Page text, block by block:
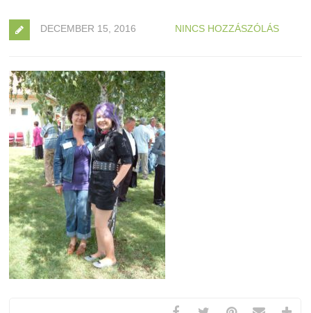
DECEMBER 15, 2016 NINCS HOZZÁSZÓLÁS